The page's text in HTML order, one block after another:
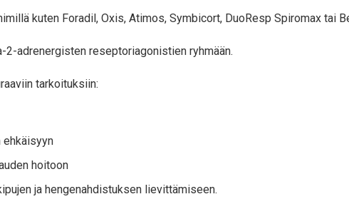
kuten Foradil, Oxis, Atimos, Symbicort, DuoResp Spiromax tai
adrenergisten reseptoriagonistien ryhmään.
tarkoituksiin:
ehkäisyyn
hoitoon
ja hengenahdistuksen lievittämiseen.